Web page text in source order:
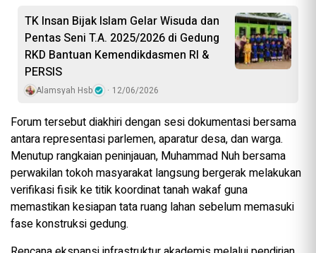
TK Insan Bijak Islam Gelar Wisuda dan
Pentas Seni T.A. 2025/2026 di Gedung
RKD Bantuan Kemendikdasmen RI &
PERSIS
Alamsyah Hsb 12/06/2026
Forum tersebut diakhiri dengan sesi dokumentasi bersama
antara representasi parlemen, aparatur desa, dan warga.
Menutup rangkaian peninjauan, Muhammad Nuh bersama
perwakilan tokoh masyarakat langsung bergerak melakukan
verifikasi fisik ke titik koordinat tanah wakaf guna
memastikan kesiapan tata ruang lahan sebelum memasuki
fase konstruksi gedung.